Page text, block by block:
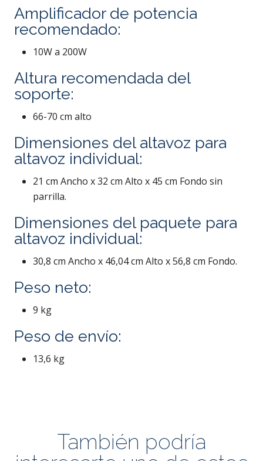
Amplificador de potencia
recomendado:
10W a 200W
Altura recomendada del
soporte:
66-70 cm alto
Dimensiones del altavoz para
altavoz individual:
21 cm Ancho x 32 cm Alto x 45 cm Fondo sin
parrilla.
Dimensiones del paquete para
altavoz individual:
30,8 cm Ancho x 46,04 cm Alto x 56,8 cm Fondo.
Peso neto:
9 kg
Peso de envío:
13,6 kg
También podría